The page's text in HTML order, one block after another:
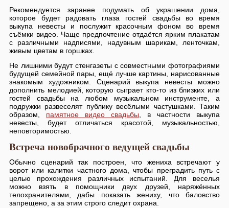
Рекомендуется заранее подумать об украшении дома,
которое будет радовать глаза гостей свадьбы во время
выкупа невесты и послужит красочным фоном во время
съёмки видео. Чаще предпочтение отдаётся ярким плакатам
с различными надписями, надувным шарикам, ленточкам,
живым цветам в горшках.
Не лишними будут стенгазеты с совместными фотографиями
будущей семейной пары, ещё лучше картины, нарисованные
знакомым художником. Сценарий выкупа невесты можно
дополнить мелодией, которую сыграет кто-то из близких или
гостей свадьбы на любом музыкальном инструменте, а
подружки развеселят публику весёлыми частушками. Таким
образом, памятное видео свадьбы, в частности выкупа
невесты, будет отличаться красотой, музыкальностью,
неповторимостью.
Встреча новобрачного ведущей свадьбы
Обычно сценарий так построен, что жениха встречают у
ворот или калитки частного дома, чтобы преградить путь с
целью прохождения различных испытаний. Для веселья
можно взять в помощники двух друзей, наряжённых
телохранителями, дабы показать жениху, что баловство
запрещено, а за этим строго следит охрана.